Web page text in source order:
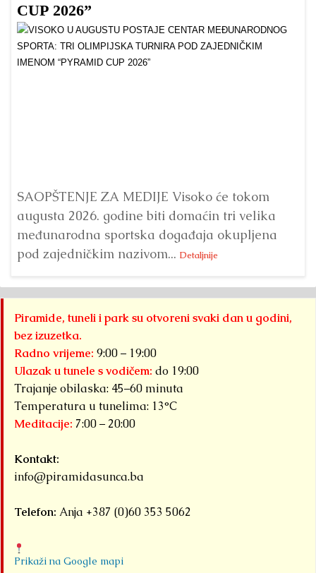
CUP 2026”
SAOPŠTENJE ZA MEDIJE Visoko će tokom
augusta 2026. godine biti domaćin tri velika
međunarodna sportska događaja okupljena
pod zajedničkim nazivom... Detaljnije
Piramide, tuneli i park su otvoreni svaki dan u godini,
bez izuzetka.
Radno vrijeme: 9:00 – 19:00
Ulazak u tunele s vodičem: do 19:00
Trajanje obilaska: 45–60 minuta
Temperatura u tunelima: 13°C
Meditacije: 7:00 – 20:00
Kontakt:
info@piramidasunca.ba
Telefon: Anja +387 (0)60 353 5062
Prikaži na Google mapi